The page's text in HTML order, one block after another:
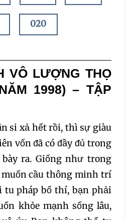
020
026
032
035
038
VÔ LƯỢNG THỌ
1998) – TẬP
si xả hết rồi, thì sự giàu
vốn đã có đầy đủ trong
ra. Giống như trong
cầu thông minh trí
tu pháp bố thí, bạn phải
khỏe mạnh sống lâu,